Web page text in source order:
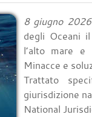
8 giugno 2026
degli Oceani
l’alto mare e
Minacce e
Trattato
giurisdizione
National